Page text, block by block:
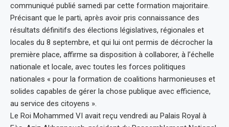
communiqué publié samedi par cette formation majoritaire.
Précisant que le parti, après avoir pris connaissance des
résultats définitifs des élections législatives, régionales et
locales du 8 septembre, et qui lui ont permis de décrocher la
première place, affirme sa disposition à collaborer, à l’échelle
nationale et locale, avec toutes les forces politiques
nationales « pour la formation de coalitions harmonieuses et
solides capables de gérer la chose publique avec efficience,
au service des citoyens ».
Le Roi Mohammed VI avait reçu vendredi au Palais Royal à